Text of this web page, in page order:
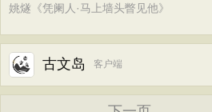
姚燧《凭阑人·马上墙头瞥见他》
古文岛 客户端